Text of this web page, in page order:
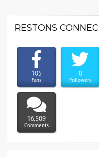
RESTONS
105
Fans
0
Followers
16,509
Comments